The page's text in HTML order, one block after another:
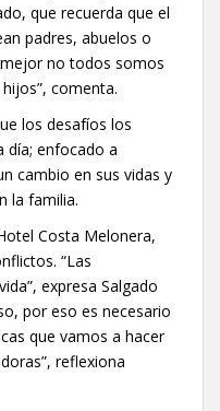
que recuerda que el
padres, abuelos o
no todos somos
comenta.
los desafíos los
día; enfocado a
cambio en sus vidas y
la familia.
Costa Melonera,
“Las
expresa Salgado
por eso es necesario
que vamos a hacer
reflexiona